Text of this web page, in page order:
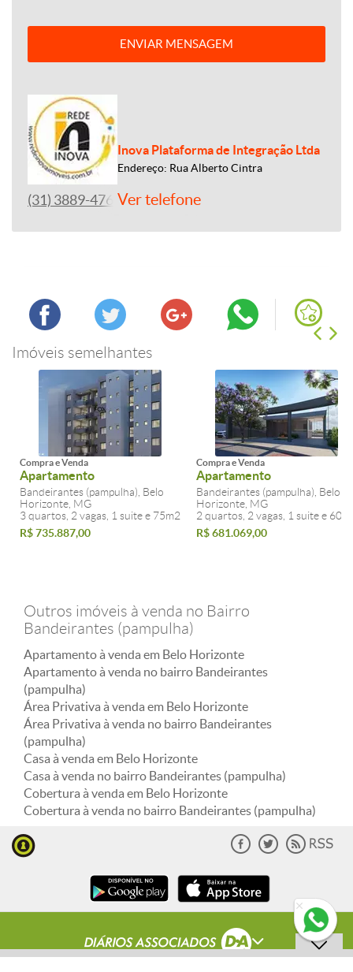
ENVIAR MENSAGEM
Inova Plataforma de Integração Ltda
Endereço: Rua Alberto Cintra
(31) 3889-4765Ver telefone
Imóveis semelhantes
Compra e Venda
Apartamento
Bandeirantes (pampulha), Belo
Horizonte, MG
3 quartos, 2 vagas, 1 suite e 75m2
R$ 735.887,00
Compra e Venda
Apartamento
Bandeirantes (pampulha), Belo
Horizonte, MG
2 quartos, 2 vagas, 1 suite e
R$ 681.069,00
Outros imóveis à venda no Bairro
Bandeirantes (pampulha)
Apartamento à venda em Belo Horizonte
Apartamento à venda no bairro Bandeirantes
(pampulha)
Área Privativa à venda em Belo Horizonte
Área Privativa à venda no bairro Bandeirantes
(pampulha)
Casa à venda em Belo Horizonte
Casa à venda no bairro Bandeirantes (pampulha)
Cobertura à venda em Belo Horizonte
Cobertura à venda no bairro Bandeirantes (pampulha)